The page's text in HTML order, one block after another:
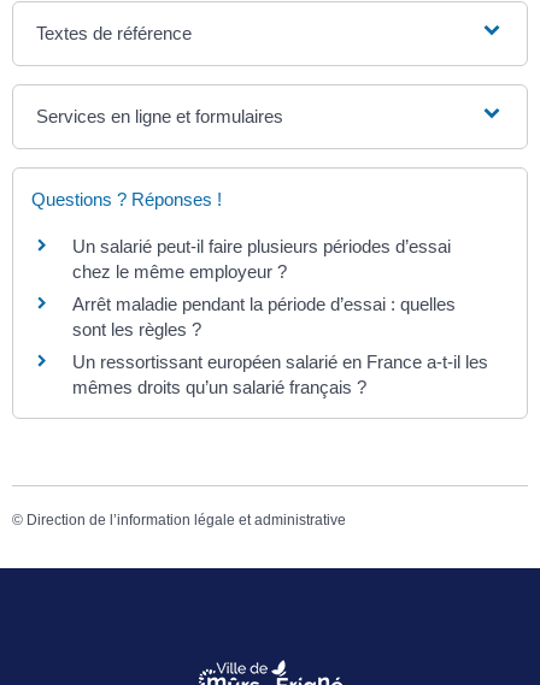
Textes de référence
Services en ligne et formulaires
Questions ? Réponses !
Un salarié peut-il faire plusieurs périodes d’essai
chez le même employeur ?
Arrêt maladie pendant la période d’essai : quelles
sont les règles ?
Un ressortissant européen salarié en France a-t-il les
mêmes droits qu’un salarié français ?
© Direction de l’information légale et administrative